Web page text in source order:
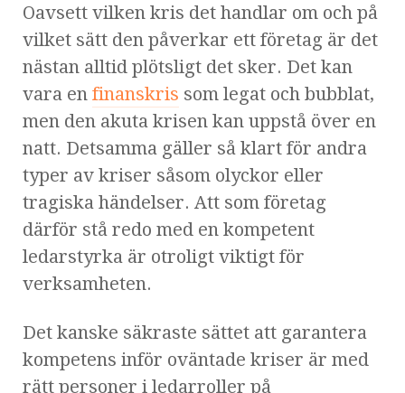
Oavsett vilken kris det handlar om och på
vilket sätt den påverkar ett företag är det
nästan alltid plötsligt det sker. Det kan
vara en finanskris som legat och bubblat,
men den akuta krisen kan uppstå över en
natt. Detsamma gäller så klart för andra
typer av kriser såsom olyckor eller
tragiska händelser. Att som företag
därför stå redo med en kompetent
ledarstyrka är otroligt viktigt för
verksamheten.
Det kanske säkraste sättet att garantera
kompetens inför oväntade kriser är med
rätt personer i ledarroller på